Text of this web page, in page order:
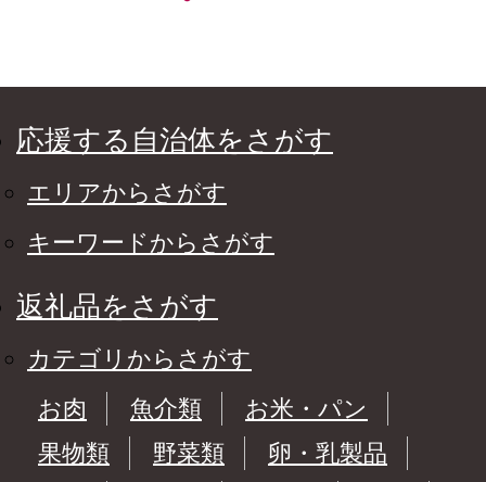
応援する自治体をさがす
エリアからさがす
キーワードからさがす
返礼品をさがす
カテゴリからさがす
お肉
魚介類
お米・パン
果物類
野菜類
卵・乳製品